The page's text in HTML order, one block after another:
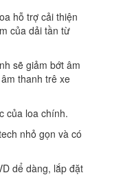
hỗ trợ cải thiện
của dải tần từ
sẽ giảm bớt âm
thanh trê xe
của loa chính.
nhỏ gọn và có
dể dàng, lắp đặt